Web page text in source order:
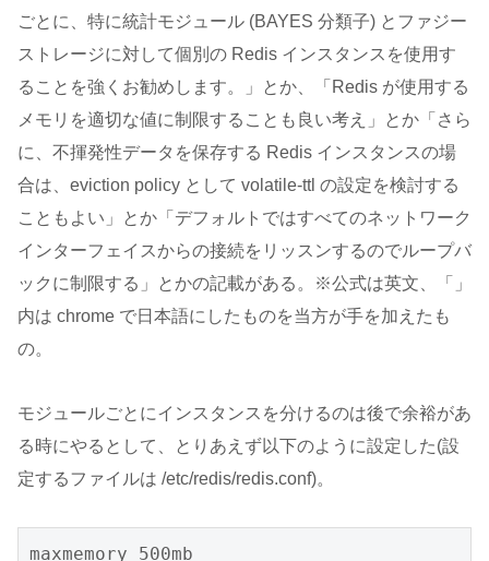
ごとに、特に統計モジュール (BAYES 分類子) とファジー
ストレージに対して個別の Redis インスタンスを使用す
ることを強くお勧めします。」とか、「Redis が使用する
メモリを適切な値に制限することも良い考え」とか「さら
に、不揮発性データを保存する Redis インスタンスの場
合は、eviction policy として volatile-ttl の設定を検討する
こともよい」とか「デフォルトではすべてのネットワーク
インターフェイスからの接続をリッスンするのでループバ
ックに制限する」とかの記載がある。※公式は英文、「」
内は chrome で日本語にしたものを当方が手を加えたも
の。
モジュールごとにインスタンスを分けるのは後で余裕があ
る時にやるとして、とりあえず以下のように設定した(設
定するファイルは /etc/redis/redis.conf)。
maxmemory 500mb